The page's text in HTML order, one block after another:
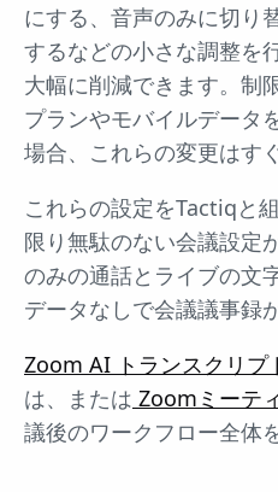
にする、音声のみに切り
するなどの小さな調整を
大幅に削減できます。制
プランやモバイルデータ
場合、これらの変更はす
これらの設定をTactiqと
限り無駄のない会議設定
のみの通話とライブの文
データなしで会議議事録
Zoom AI トランスクリプ
は、または Zoomミーテ
議後のワークフロー全体